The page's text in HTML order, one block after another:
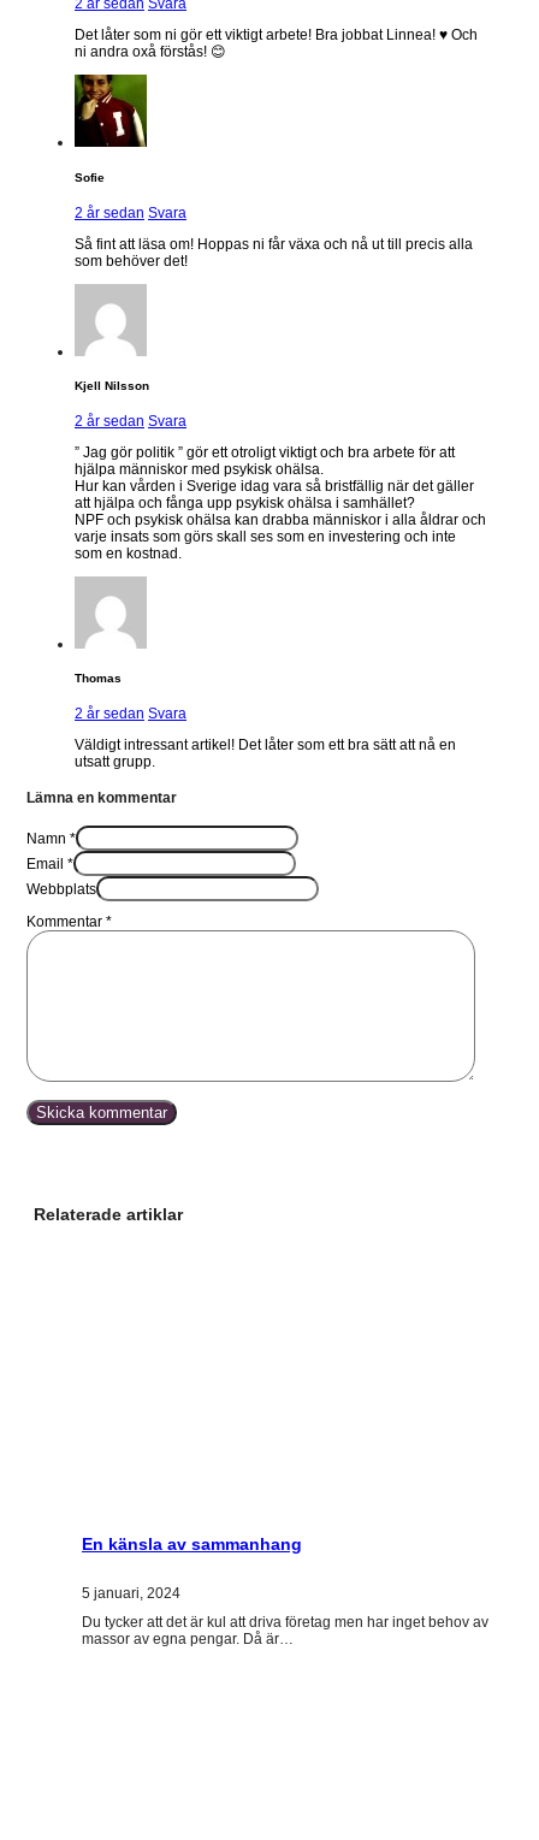
2 år sedan Svara
Det låter som ni gör ett viktigt arbete! Bra jobbat Linnea! ♥️ Och
ni andra oxå förstås! 😊
Sofie
2 år sedan Svara
Så fint att läsa om! Hoppas ni får växa och nå ut till precis alla
som behöver det!
Kjell Nilsson
2 år sedan Svara
” Jag gör politik ” gör ett otroligt viktigt och bra arbete för att
hjälpa människor med psykisk ohälsa.
Hur kan vården i Sverige idag vara så bristfällig när det gäller
att hjälpa och fånga upp psykisk ohälsa i samhället?
NPF och psykisk ohälsa kan drabba människor i alla åldrar och
varje insats som görs skall ses som en investering och inte
som en kostnad.
Thomas
2 år sedan Svara
Väldigt intressant artikel! Det låter som ett bra sätt att nå en
utsatt grupp.
Lämna en kommentar
Namn *
Email *
Webbplats
Kommentar *
Relaterade artiklar
En känsla av sammanhang
5 januari, 2024
Du tycker att det är kul att driva företag men har inget behov av
massor av egna pengar. Då är…